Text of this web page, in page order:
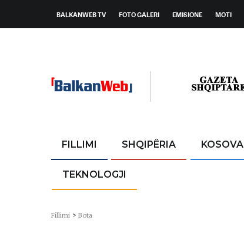
BALKANWEB TV FOTO GALERI EMISIONE MOTI
FILLIMI SHQIPËRIA KOSOVA
TEKNOLOGJI
Fillimi > Bota